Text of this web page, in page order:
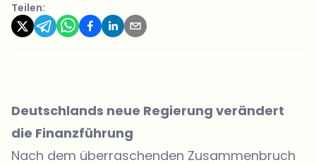
Teilen:
Deutschlands neue Regierung verändert
die Finanzführung
Nach dem überraschenden Zusammenbruch